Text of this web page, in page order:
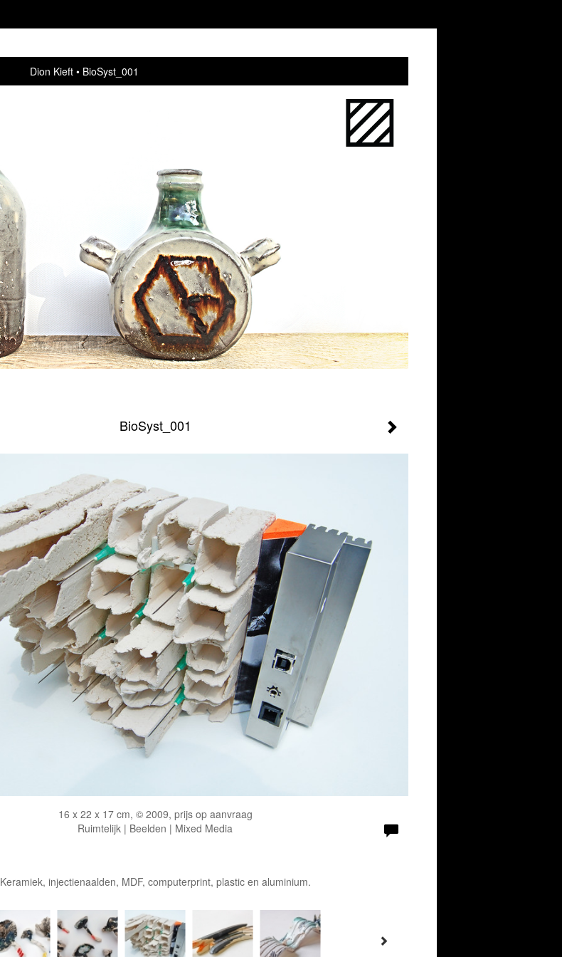
Dion Kieft BioSyst_001
BioSyst_001
16 x 22 x 17 cm, © 2009, prijs op aanvraag
Ruimtelijk | Beelden | Mixed Media
Keramiek, injectienaalden, MDF, computerprint, plastic en aluminium.